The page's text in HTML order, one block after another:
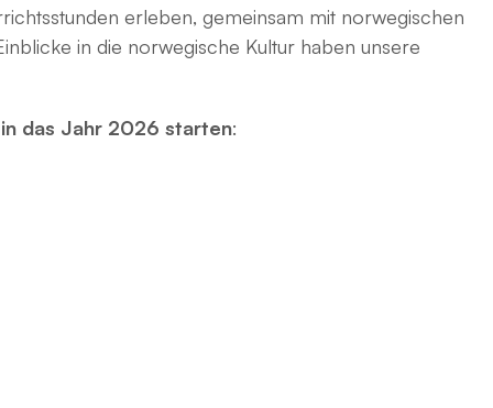
erleben, gemeinsam mit norwegischen
in die norwegische Kultur haben unsere
das Jahr 2026 starten: